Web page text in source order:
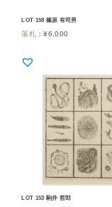
LOT 158 篠原 有司男
落札 ：¥6,000
LOT 153 駒井 哲郎